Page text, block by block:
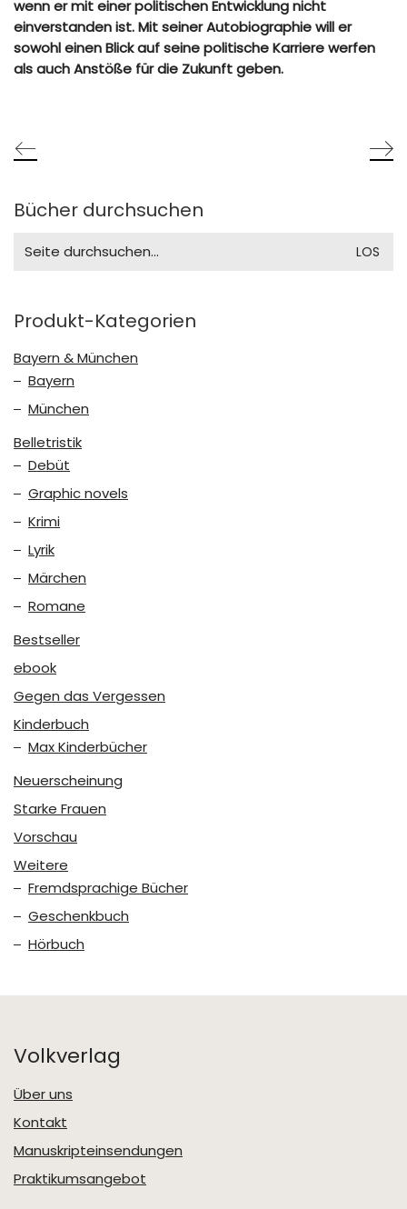
wenn er mit einer politischen Entwicklung nicht
einverstanden ist. Mit seiner Autobiographie will er
sowohl einen Blick auf seine politische Karriere werfen
als auch Anstöße für die Zukunft geben.
Bücher durchsuchen
for:
Produkt-Kategorien
Bayern & München
Bayern
München
Belletristik
Debüt
Graphic novels
Krimi
Lyrik
Märchen
Romane
Bestseller
ebook
Gegen das Vergessen
Kinderbuch
Max Kinderbücher
Neuerscheinung
Starke Frauen
Vorschau
Weitere
Fremdsprachige Bücher
Geschenkbuch
Hörbuch
Volkverlag
Über uns
Kontakt
Manuskripteinsendungen
Praktikumsangebot